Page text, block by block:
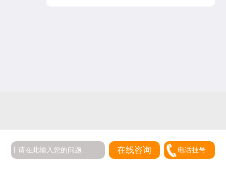
在线咨询 电话挂号
5